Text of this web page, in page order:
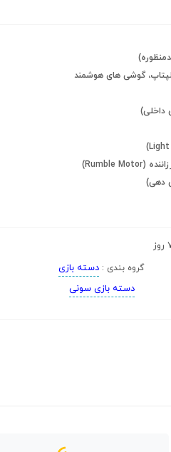
داخلی)
دهی)
گروه بندی :دسته بازی
دسته بازی سونی